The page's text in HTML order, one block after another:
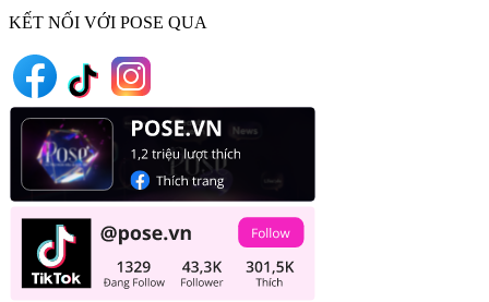
KẾT NỐI VỚI POSE QUA